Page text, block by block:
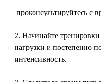
проконсультируйтесь с
2. Начинайте тренировки
нагрузки и постепенно
интенсивность.